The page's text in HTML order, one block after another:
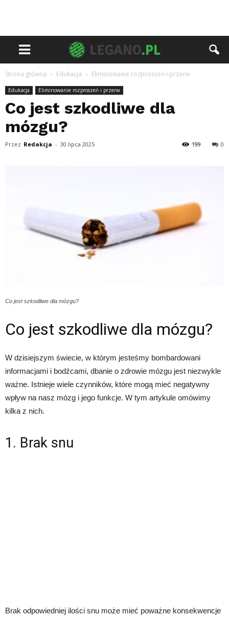
Strona główna Edukacja Eliminowanie rozproszeń i przerw
Edukacja Eliminowanie rozproszeń i przerw
Co jest szkodliwe dla
mózgu?
Przez Redakcja - 30 lipca 2025 0
199
Co jest szkodliwe dla mózgu?
Co jest szkodliwe dla mózgu?
W dzisiejszym świecie, w którym jesteśmy bombardowani
informacjami i bodźcami, dbanie o zdrowie mózgu jest niezwykle
ważne. Istnieje wiele czynników, które mogą mieć negatywny
wpływ na nasz mózg i jego funkcje. W tym artykule omówimy
kilka z nich.
1. Brak snu
Brak odpowiedniej ilości snu może mieć poważne konsekwencje